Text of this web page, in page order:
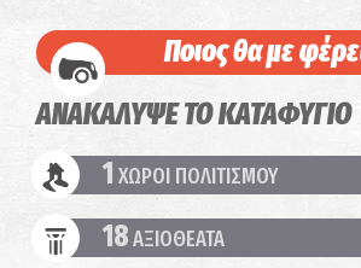
Ποιος θα με
ΑΝΑΚΑΛΥΨΕ ΤΟ ΚΑΤΑΦΥΓΙΟ
1 ΧΩΡΟΙ ΠΟΛΙΤΙΣΜΟΥ
18ΑΞΙΟΘΕΑΤΑ